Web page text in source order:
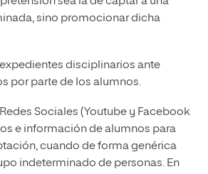
sino promocionar dicha
expedientes disciplinarios ante
por parte de los alumnos.
Sociales (Youtube y Facebook
e información de alumnos para
cuando de forma genérica
indeterminado de personas. En